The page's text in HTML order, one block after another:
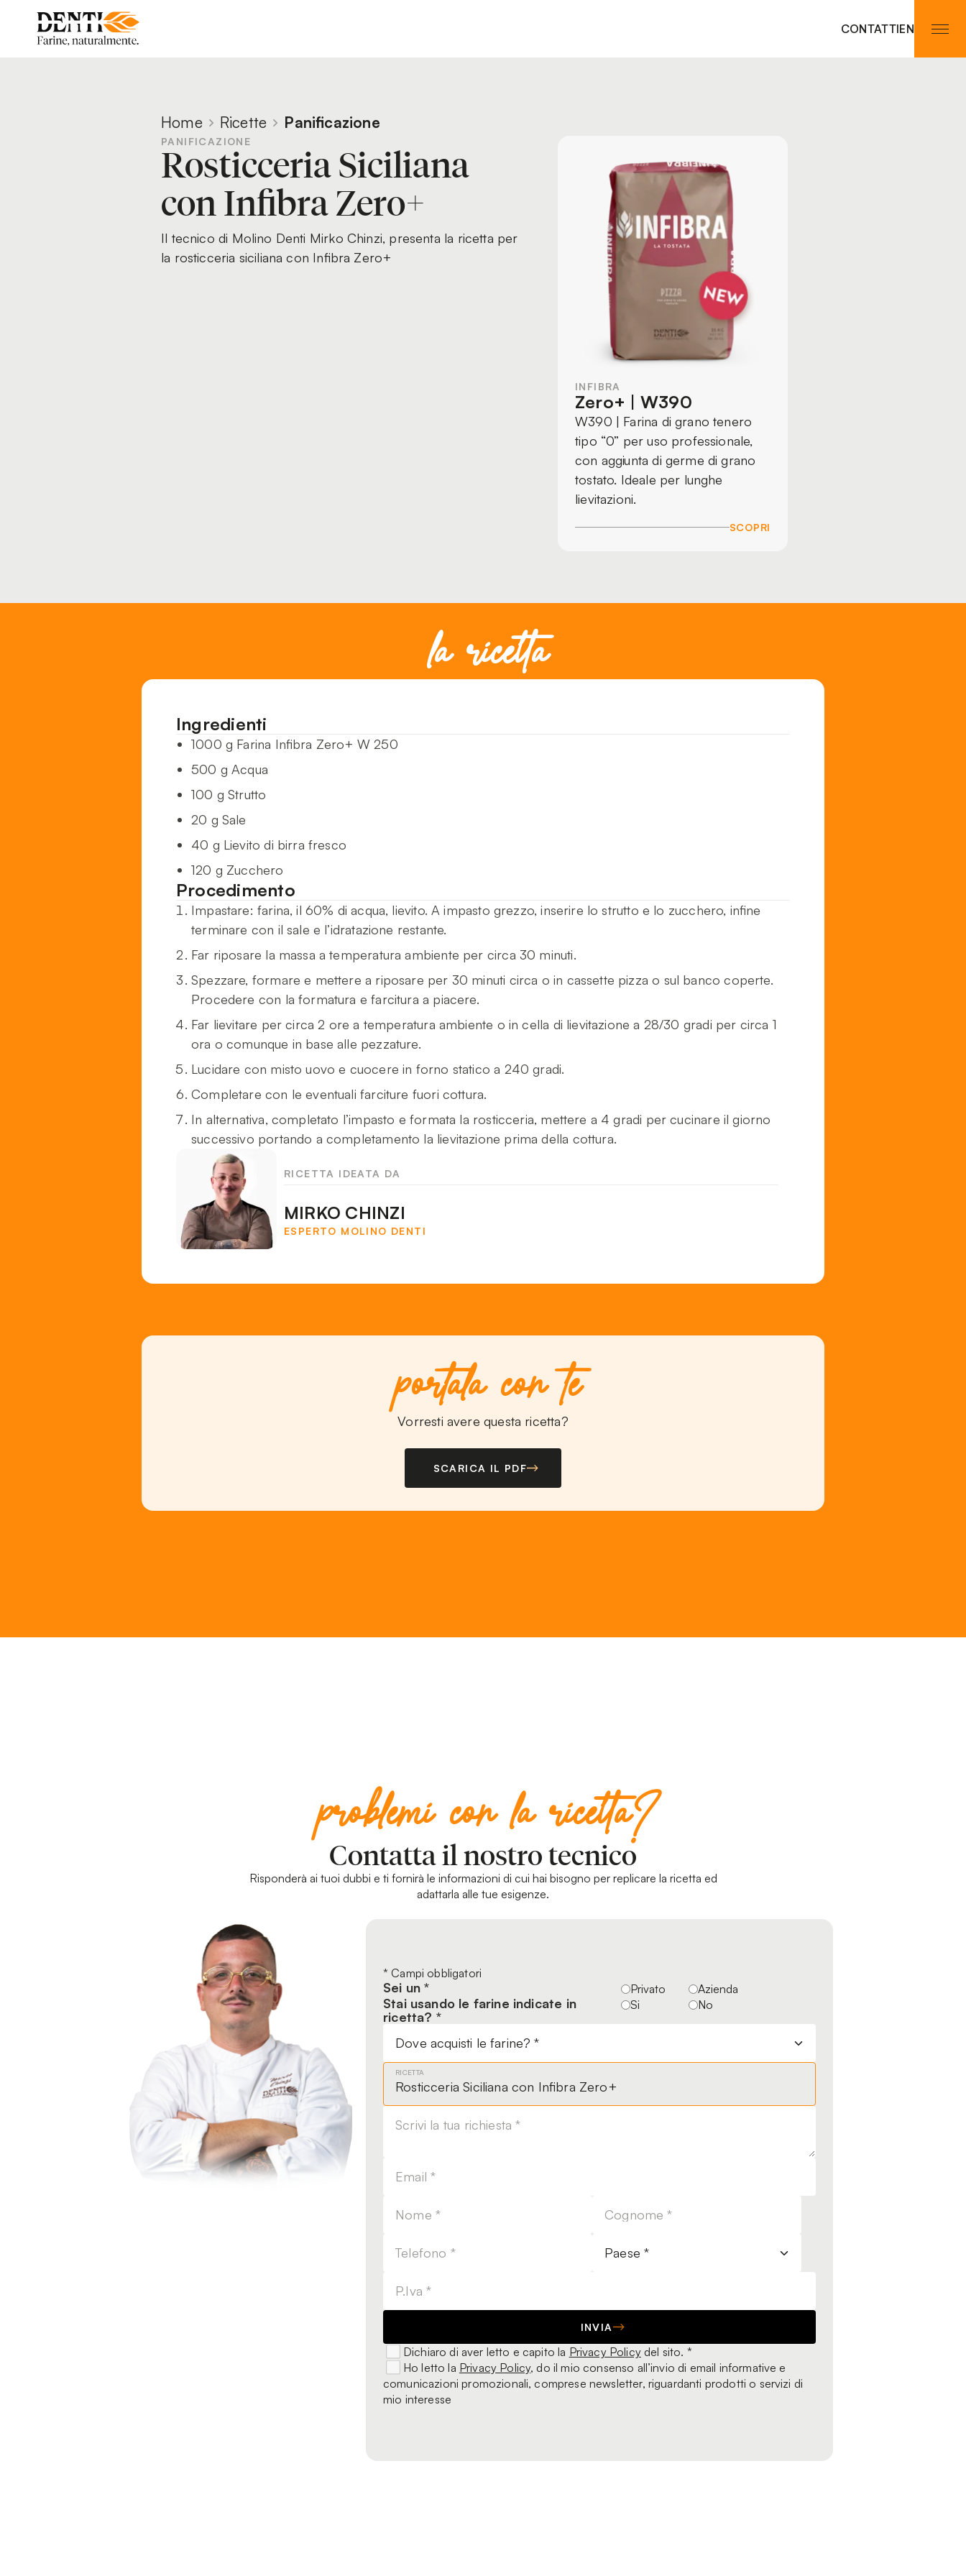
CONTATTIEN
Home Ricette Panificazione
PANIFICAZIONE
Rosticceria Siciliana
con Infibra Zero+
Il tecnico di Molino Denti Mirko Chinzi, presenta la ricetta per
la rosticceria siciliana con Infibra Zero+
INFIBRA
Zero+ | W390
W390 | Farina di grano tenero
tipo “0” per uso professionale,
con aggiunta di germe di grano
tostato. Ideale per lunghe
lievitazioni.
SCOPRI
la ricetta
Ingredienti
1000 g Farina Infibra Zero+ W 250
500 g Acqua
100 g Strutto
20 g Sale
40 g Lievito di birra fresco
120 g Zucchero
Procedimento
Impastare: farina, il 60% di acqua, lievito. A impasto grezzo, inserire lo strutto e lo zucchero, infine
terminare con il sale e l’idratazione restante.
Far riposare la massa a temperatura ambiente per circa 30 minuti.
Spezzare, formare e mettere a riposare per 30 minuti circa o in cassette pizza o sul banco coperte.
Procedere con la formatura e farcitura a piacere.
Far lievitare per circa 2 ore a temperatura ambiente o in cella di lievitazione a 28/30 gradi per circa 1
ora o comunque in base alle pezzature.
Lucidare con misto uovo e cuocere in forno statico a 240 gradi.
Completare con le eventuali farciture fuori cottura.
In alternativa, completato l’impasto e formata la rosticceria, mettere a 4 gradi per cucinare il giorno
successivo portando a completamento la lievitazione prima della cottura.
RICETTA IDEATA DA
MIRKO CHINZI
ESPERTO MOLINO DENTI
portala con te
Vorresti avere questa ricetta?
SCARICA IL PDF
problemi con la ricetta?
Contatta il nostro tecnico
Risponderà ai tuoi dubbi e ti fornirà le informazioni di cui hai bisogno per replicare la ricetta ed
adattarla alle tue esigenze.
Leave
this
field
blank
* Campi obbligatori
Sei un * Privato Azienda
Stai usando le farine indicate in
ricetta? *
Si No
RICETTA
INVIA
Dichiaro di aver letto e capito la Privacy Policydel sito. *
Ho letto la Privacy Policy, do il mio consenso all’invio di email informative e
comunicazioni promozionali, comprese newsletter, riguardanti prodotti o servizi di
mio interesse